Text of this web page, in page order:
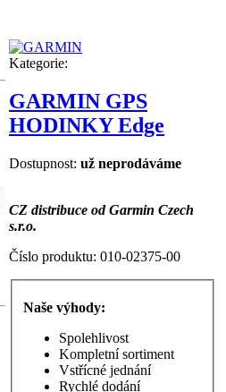
Kategorie:
GARMIN GPS
HODINKY Edge
Dostupnost: už neprodáváme
CZ distribuce od Garmin Czech
s.r.o.
Číslo produktu: 010-02375-00
Naše výhody:
Spolehlivost
Kompletní sortiment
Vstřícné jednání
Rychlé dodání